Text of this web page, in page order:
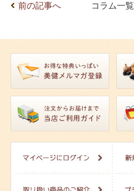
前の記事へ コラム一覧